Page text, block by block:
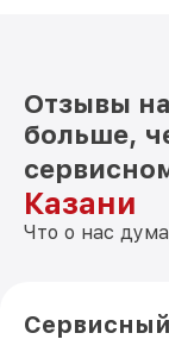
Отзывы
больше,
Казани
Что о нас